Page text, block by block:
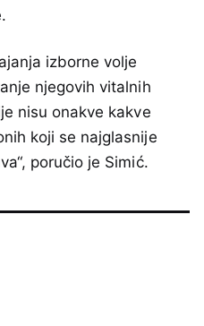
izborne volje
njegovih vitalnih
nisu onakve kakve
koji se najglasnije
poručio je Simić.